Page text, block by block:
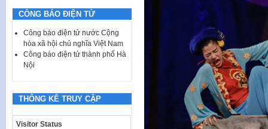
CÔNG BÁO ĐIỆN TỬ
Công báo điện tử nước Cộng
hòa xã hội chủ nghĩa Việt Nam
Công báo điện tử thành phố Hà
Nội
THỐNG KÊ TRUY CẬP
Visitor Status